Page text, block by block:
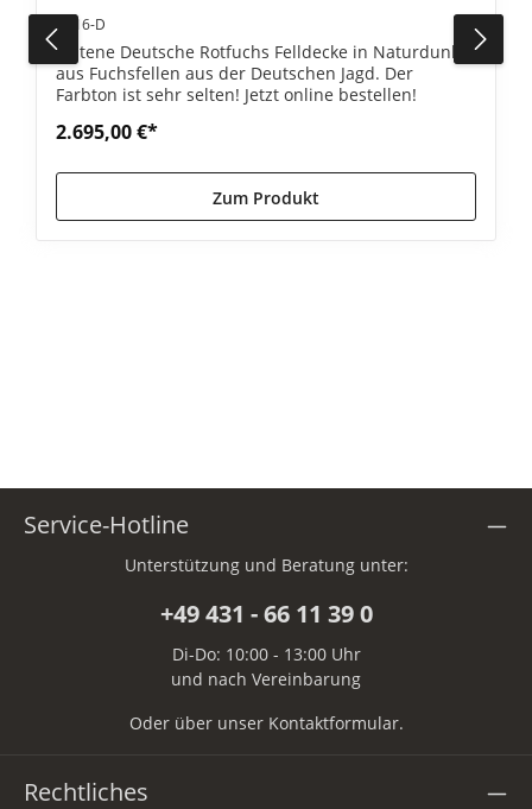
#516-D
Seltene Deutsche Rotfuchs Felldecke in Naturdunkel
aus Fuchsfellen aus der Deutschen Jagd. Der
Farbton ist sehr selten! Jetzt online bestellen!
2.695,00 €*
Zum Produkt
Service-Hotline
Unterstützung und Beratung unter:
+49 431 - 66 11 39 0
Di-Do: 10:00 - 13:00 Uhr
und nach Vereinbarung
Oder über unser Kontaktformular.
Rechtliches